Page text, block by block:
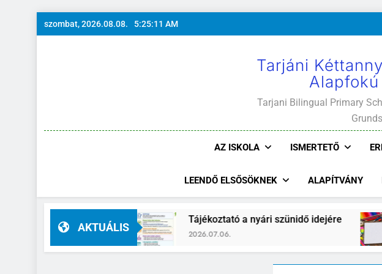
a
szombat, 2026.08.08. 5:25:12 AM
Tarjáni
Tarjani Bilingual Primary
AZ ISKOLA ISMERTETŐ
LEENDŐ ELSŐSÖKNEK ALAPÍTVÁNY
AKTUÁLIS
helyettes Tájékoztató a nyári szünidő idejére
2026.07.06.